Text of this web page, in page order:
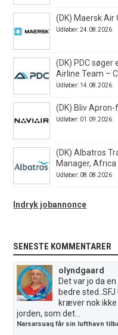
(DK) Maersk Air
Udløber: 24.08.2026
(DK) PDC
Airline Team –
Udløber: 14.08.2026
(DK) Bliv
Udløber: 01.09.2026
(DK) Albatros
Manager, Africa
Udløber: 08.08.2026
Indryk jobannonce
SENESTE KOMMENTARER
olyndgaard
Det var jo da
bedre
kræver nok
jorden, som det...
Narsarsuaq får sin lufthavn